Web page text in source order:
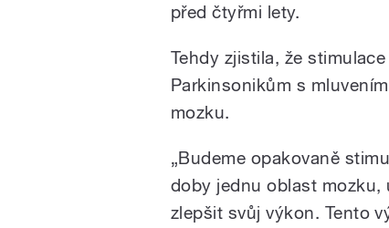
před čtyřmi lety.
Tehdy zjistila, že
Parkinsonikům s
mozku.
„Budeme opakovaně
doby jednu oblast mozku,
zlepšit svůj výkon. Tento